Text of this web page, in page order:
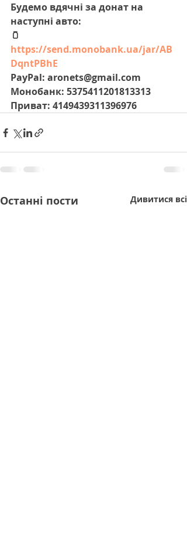
Будемо вдячні за донат на
наступні авто:
🫙
https://send.monobank.ua/jar/AB
DqntPBhE
PayPal: aronets@gmail.com
Монобанк: 5375411201813313
Приват: 4149439311396976
Останні пости Дивитися всі